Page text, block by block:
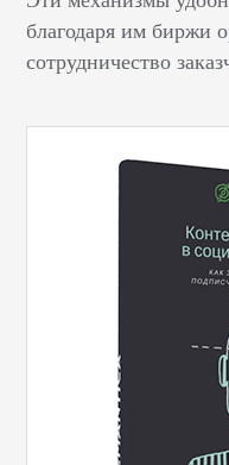
благодаря им биржи
сотрудничество